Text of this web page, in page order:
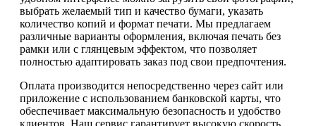
выбрать желаемый тип и качество бумаги, указать
количество копий и формат печати. Мы предлагаем
различные варианты оформления, включая печать без
рамки или с глянцевым эффектом, что позволяет
полностью адаптировать заказ под свои предпочтения.
Оплата производится непосредственно через сайт или
приложение с использованием банковской карты, что
обеспечивает максимальную безопасность и удобство
клиентов. Наш сервис гарантирует высокую скорость